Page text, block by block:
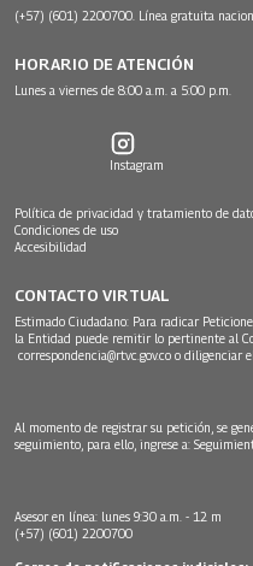
(+57) (601) 2200700. Línea gratuita
HORARIO DE ATENCIÓN
Lunes a viernes de 8:00 a.m. a 5:00 p.m.
Instagram
Política de privacidad y tratamiento de
Condiciones de uso
Accesibilidad
CONTACTO VIRTUAL
Estimado Ciudadano: Para radicar
la Entidad puede remitir lo pertinente al
correspondencia@rtvc.gov.co o diligenciar
Al momento de registrar su petición, se
seguimiento, para ello, ingrese a:
Asesor en línea: lunes 9:30 a.m. - 12 m
(+57) (601) 2200700